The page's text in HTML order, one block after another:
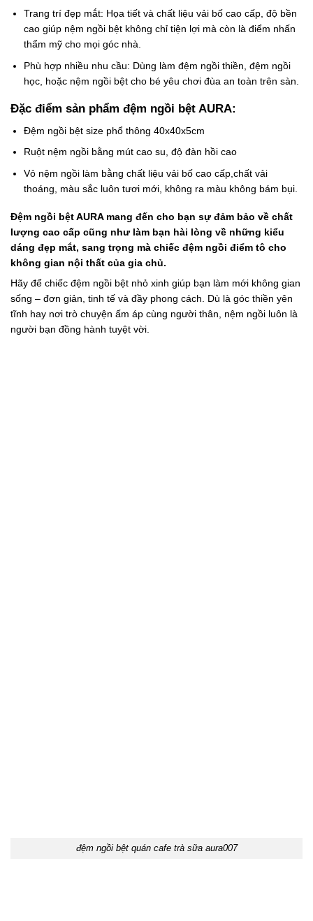
Trang trí đẹp mắt: Họa tiết và chất liệu vải bố cao cấp, độ bền
cao giúp nệm ngồi bệtkhông chỉ tiện lợi mà còn là điểm nhấn
thẩm mỹ cho mọi góc nhà.
Phù hợp nhiều nhu cầu: Dùng làm đệm ngồi thiền đệm ngồi
học, hoặc nệm ngồi bệtcho bé yêu chơi đùa an toàn trên sàn.
Đặc điểm sản phẩm đệm ngồi bệt AURA:
Đệm ngồi bệt size phổ thông 40x40x5cm
Ruột nệm ngồi bằng mút cao su, độ đàn hồi cao
Vỏ nệm ngồi làm bằng chất liệu vải bố cao cấp,chất vải
thoáng, màu sắc luôn tươi mới, không ra màu không bám bụi.
Đệm ngồi bệt AURA mang đến cho bạn sự đảm bảo về chất
lượng cao cấp cũng như làm bạn hài lòng về những kiểu
dáng đẹp mắt, sang trọng mà chiếc đệm ngồi điểm tô cho
không gian nội thất của gia chủ.
Hãy để chiếc đệm ngồi bệt nhỏ xinh giúp bạn làm mới không gian
sống – đơn giản, tinh tế và đầy phong cách. Dù là góc thiền yên
tĩnh hay nơi trò chuyện ấm áp cùng người thân, nệm ngồi luôn là
người bạn đồng hành tuyệt vời.
đệm ngồi bệt quán cafe trà sữa aura007